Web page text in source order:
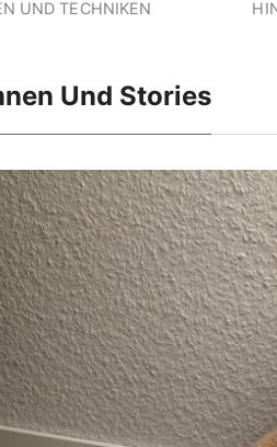
UND TECHNIKEN
Und Stories